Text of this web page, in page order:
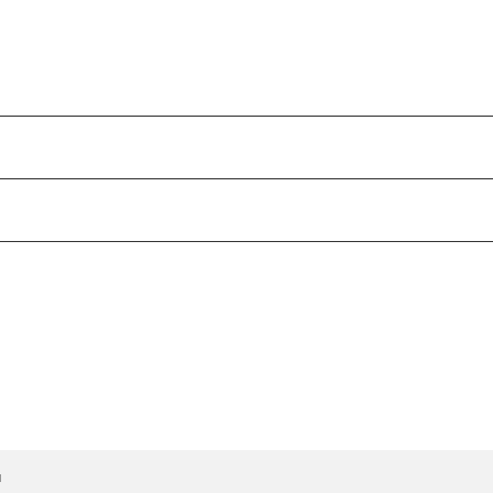
верхнем углу.
к оформлению".
доставки и оплаты, далее нажмите "подтвердить
вашего бренда в нужный бренд по длине стельки
товарный вид изделия, бирки и упаковки - это
также сразу же придет смс и имейл, что посылку можно